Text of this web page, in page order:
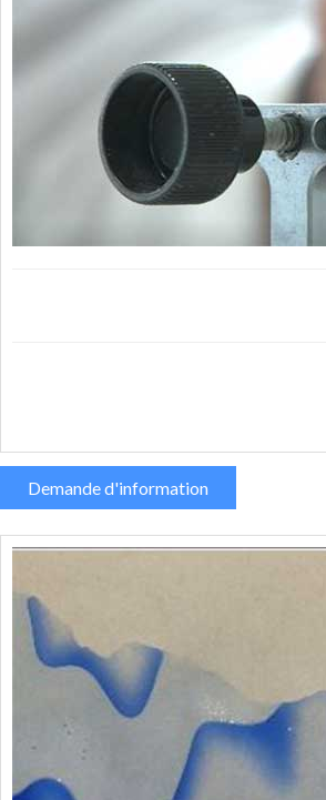
Demande d'information